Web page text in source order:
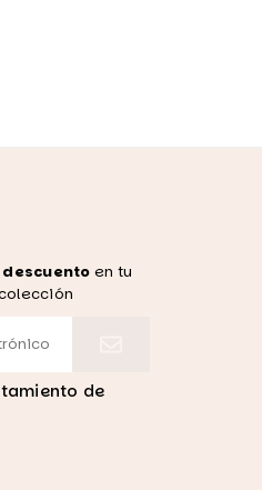
descuento en tu
de